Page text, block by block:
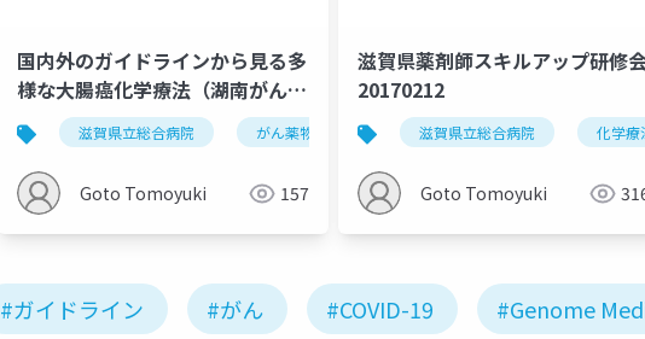
化学療法 腫瘍内科
国内外のガイドラインから見る多
様な大腸癌化学療法（湖南がん診
療ネットワーク講演）20170518
滋賀県立総合病院 がん薬物療法 化学療法 腫瘍内科
Goto Tomoyuki 157
滋賀県薬剤師スキルアップ研修
20170212
滋賀県立総合病院 化学療
Goto Tomoyuki
#ガイドライン #がん #COVID-19 #Genome